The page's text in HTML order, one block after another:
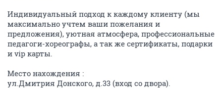
Индивидуальный подход к каждому клиенту (мы
максимально учтем ваши пожелания и
предложения), уютная атмосфера, профессиональные
педагоги-хореографы, а так же сертификаты, подарки
и vip карты.
Место нахождения :
ул.Дмитрия Донского, д.33 (вход со двора).